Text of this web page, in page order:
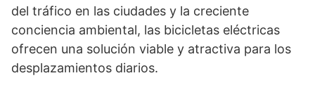
del tráfico en las ciudades y la creciente
conciencia ambiental, las bicicletas eléctricas
ofrecen una solución viable y atractiva para los
desplazamientos diarios.